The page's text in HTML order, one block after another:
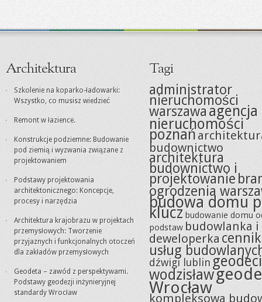
Architektura
Szkolenie na koparko-ładowarki:
Wszystko, co musisz wiedzieć
Remont w łazience.
Konstrukcje podziemne: Budowanie
pod ziemią i wyzwania związane z
projektowaniem
Podstawy projektowania
architektonicznego: Koncepcje,
procesy i narzędzia
Architektura krajobrazu w projektach
przemysłowych: Tworzenie
przyjaznych i funkcjonalnych otoczeń
dla zakładów przemysłowych
Geodeta – zawód z perspektywami.
Podstawy geodezji inżynieryjnej
standardy Wrocław
Tagi
administrator
nieruchomości
warszawaagencja
nieruchomości
poznań
budownictwo
architektura
budownictwo i
projektowanie
ogrodzenia
budowa domu
klucz budowanie domu
podstaw budowlanka i
deweloperka cennik
usług
dźwigi lublingeodeci
wodzisław
Wrocław
kompleksowa